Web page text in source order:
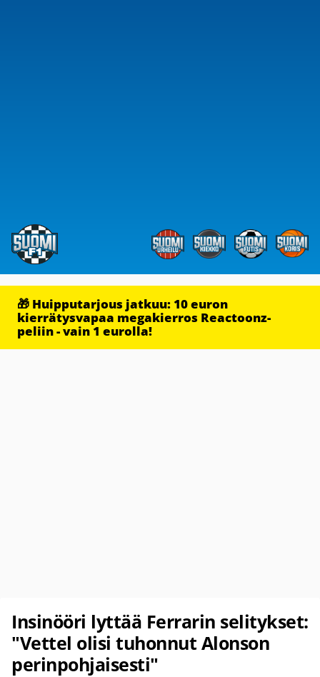
🎁 Huipputarjous jatkuu: 10 euron
kierrätysvapaa megakierros Reactoonz-
peliin - vain 1 eurolla!
Insinööri lyttää Ferrarin selitykset:
"Vettel olisi tuhonnut Alonson
perinpohjaisesti"